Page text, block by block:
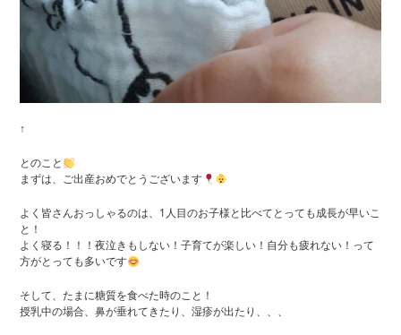
↑
とのこと
まずは、ご出産おめでとうございます
よく皆さんおっしゃるのは、1人目のお子様と比べてとっても成長が早いこ
と！
よく寝る！！！夜泣きもしない！子育てが楽しい！自分も疲れない！って
方がとっても多いです
そして、たまに糖質を食べた時のこと！
授乳中の場合、鼻が垂れてきたり、湿疹が出たり、、、